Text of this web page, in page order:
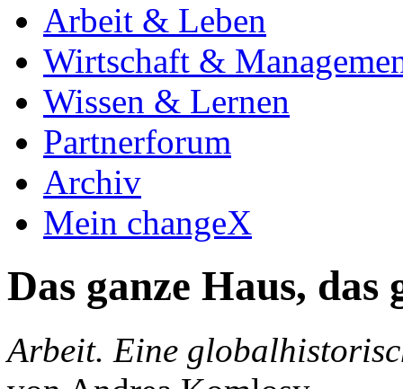
Arbeit & Leben
Wirtschaft &
Wissen & Lernen
Partnerforum
Archiv
Mein changeX
Das ganze Haus, das
Arbeit. Eine